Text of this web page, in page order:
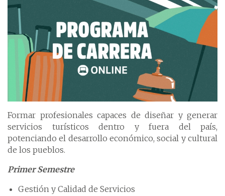
Formar profesionales capaces de diseñar y generar
servicios turísticos dentro y fuera del país,
potenciando el desarrollo económico, social y cultural
de los pueblos.
Primer Semestre
Gestión y Calidad de Servicios